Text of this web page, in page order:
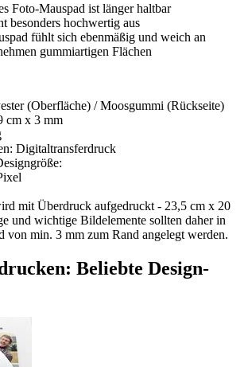
Foto-Mauspad ist länger haltbar
besonders hochwertig aus
fühlt sich ebenmäßig und weich an
gummiartigen Flächen
(Oberfläche) / Moosgummi (Rückseite)
cm x 3 mm
Digitaltransferdruck
mit Überdruck aufgedruckt - 23,5 cm x 20
und wichtige Bildelemente sollten daher in
von min. 3 mm zum Rand angelegt werden.
Beliebte Design-